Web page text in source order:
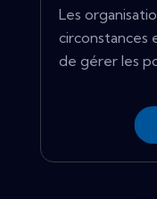
Les
circonstances
de gérer les